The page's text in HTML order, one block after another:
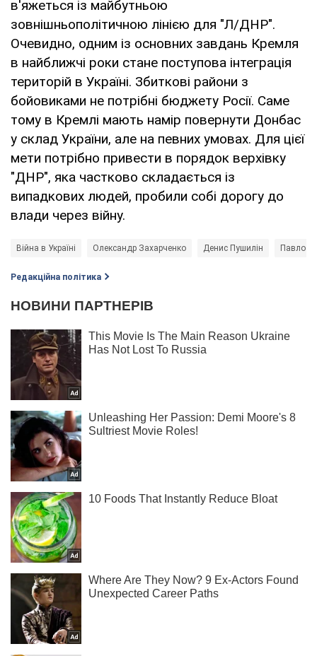
в'яжеться із майбутньою
зовнішньополітичною лінією для "Л/ДНР".
Очевидно, одним із основних завдань Кремля
в найближчі роки стане поступова інтеграція
територій в Україні. Збиткові райони з
бойовиками не потрібні бюджету Росії. Саме
тому в Кремлі мають намір повернути Донбас
у склад України, але на певних умовах. Для цієї
мети потрібно привести в порядок верхівку
"ДНР", яка частково складається із
випадкових людей, пробили собі дорогу до
влади через війну.
Війна в Україні Олександр Захарченко Денис Пушилін Павло
Редакційна політика